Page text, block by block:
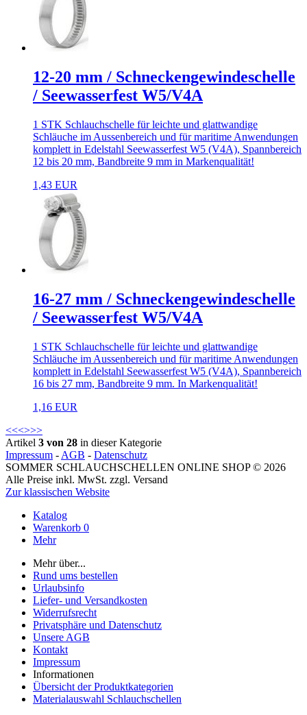
12-20 mm / Schneckengewindeschelle
/ Seewasserfest W5/V4A
1 STK Schlauchschelle für leichte und glattwandige
Schläuche im Aussenbereich und für maritime Anwendungen
komplett in Edelstahl Seewasserfest W5 (V4A), Spannbereich
12 bis 20 mm, Bandbreite 9 mm in Markenqualität!
1,43 EUR
16-27 mm / Schneckengewindeschelle
/ Seewasserfest W5/V4A
1 STK Schlauchschelle für leichte und glattwandige
Schläuche im Aussenbereich und für maritime Anwendungen
komplett in Edelstahl Seewasserfest W5 (V4A), Spannbereich
16 bis 27 mm, Bandbreite 9 mm. In Markenqualität!
1,16 EUR
<<<>>>
Artikel 3 von 28 in dieser Kategorie
Impressum - AGB - Datenschutz
SOMMER SCHLAUCHSCHELLEN ONLINE SHOP © 2026
Alle Preise inkl. MwSt. zzgl. Versand
Zur klassischen Website
Katalog
Warenkorb 0
Mehr
Mehr über...
Rund ums bestellen
Urlaubsinfo
Liefer- und Versandkosten
Widerrufsrecht
Privatsphäre und Datenschutz
Unsere AGB
Kontakt
Impressum
Informationen
Übersicht der Produktkategorien
Materialauswahl Schlauchschellen